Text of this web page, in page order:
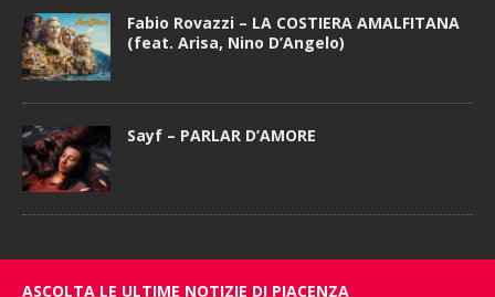
Fabio Rovazzi – LA COSTIERA AMALFITANA
(feat. Arisa, Nino D’Angelo)
Sayf – PARLAR D’AMORE
ASCOLTA LE ULTIME NOTIZIE DI PIACENZA